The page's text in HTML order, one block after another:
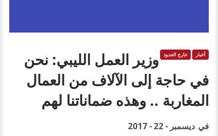
أخبار خارج الحدود
وزير العمل الليبي: نحن
في حاجة إلى الآلاف من العمال
المغاربة .. وهذه ضماناتنا لهم
في ديسمبر - 22 - 2017